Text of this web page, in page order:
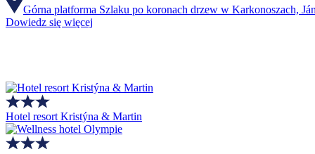
Górna platforma Szlaku po koronach drzew w Karkonoszach,
Dowiedz się więcej
Hotel resort Kristýna & Martin